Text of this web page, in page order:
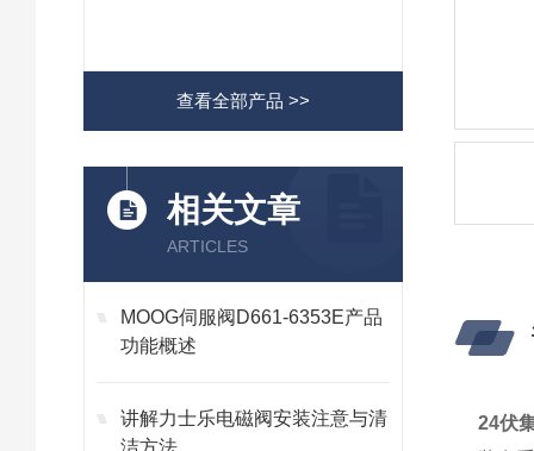
查看全部产品 >>
相关文章
ARTICLES
MOOG伺服阀D661-6353E产品
功能概述
讲解力士乐电磁阀安装注意与清
洁方法
24伏